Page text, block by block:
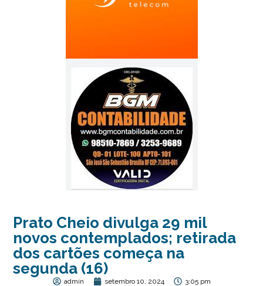
Prato Cheio divulga 29 mil
novos contemplados; retirada
dos cartões começa na
segunda (16)
admin setembro 10, 2024
3:05 pm